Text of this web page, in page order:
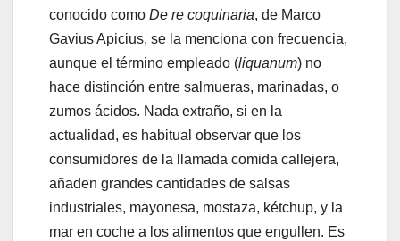
conocido como De re coquinaria, de Marco
Gavius Apicius, se la menciona con frecuencia,
aunque el término empleado (liquanum) no
hace distinción entre salmueras, marinadas, o
zumos ácidos. Nada extraño, si en la
actualidad, es habitual observar que los
consumidores de la llamada comida callejera,
añaden grandes cantidades de salsas
industriales, mayonesa, mostaza, kétchup, y la
mar en coche a los alimentos que engullen. Es